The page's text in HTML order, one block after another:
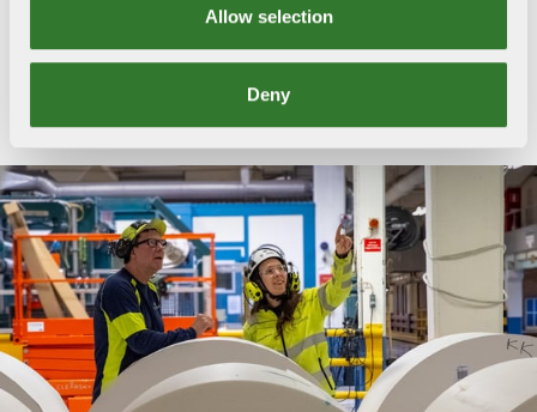
Allow selection
Deny
Läs mer om ansvar vid skogsbränder